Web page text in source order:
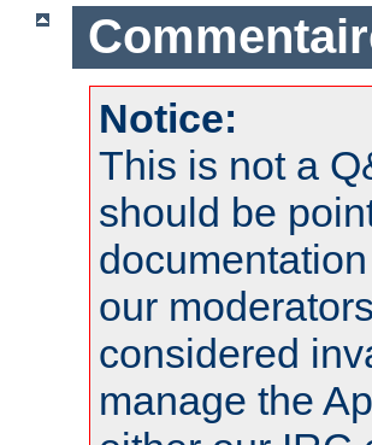
Notice:
This is not a
should be
our
considered
manage the